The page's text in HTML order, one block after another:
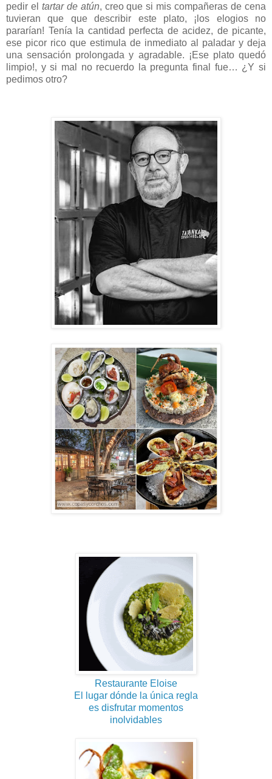
pedir el tartar de atún, creo que si mis compañeras de cena
tuvieran que que describir este plato, ¡los elogios no
pararían! Tenía la cantidad perfecta de acidez, de picante,
ese picor rico que estimula de inmediato al paladar y deja
una sensación prolongada y agradable. ¡Ese plato quedó
limpio!, y si mal no recuerdo la pregunta final fue… ¿Y si
pedimos otro?
Restaurante Eloise
El lugar dónde la única regla
es disfrutar momentos
inolvidables